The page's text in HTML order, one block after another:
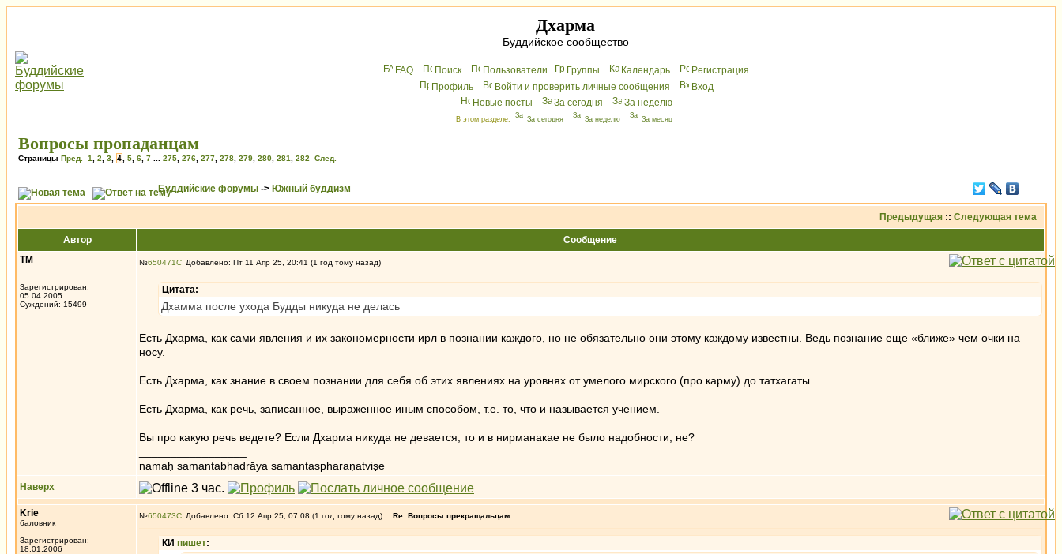
Дхарма
Буддийское сообщество
FAQ Поиск Пользователи Группы Календарь
Peгиcтрaция
Профиль
Войти и проверить личные сообщения
Вхoд
Новые посты
За сегодня За неделю
В этом разделе: За сегодня За неделю За месяц
Вопросы пропаданцам
Страницы Пред. 1 2 3 4 5 6 7 275 276 277 278 279 280 281 282 След.
Буддийские форумы -> Южный буддизм
Предыдущая :: Следующая тема
Автор
Сообщение
ТМ
Зарегистрирован:
05.04.2005
Суждений: 15499
№650471 Добавлено: Пт 11 Апр 25, 20:41 (1 год тому назад)
Цитата:
Дхамма после ухода Будды никуда не делась
Есть Дхарма, как сами явления и их закономерности ирл в познании каждого, но не обязательно они этому каждому известны. Ведь познание еще «ближе» чем очки на
носу.
Есть Дхарма, как знание в своем познании для себя об этих явлениях на уровнях от умелого мирского (про карму) до татхагаты.
Есть Дхарма, как речь, записанное, выраженное иным способом, т.е. то, что и называется учением.
Вы про какую речь ведете? Если Дхарма никуда не девается, то и в нирманакае не было надобности, не?
namaḥ samantabhadrāya samantaspharaṇatviṣe
Наверх
Krie
баловник
Зарегистрирован:
18.01.2006
№650473 Добавлено: Сб 12 Апр 25, 07:08 (1 год тому назад) Re: Вопросы прекращальцам
КИ пишет: